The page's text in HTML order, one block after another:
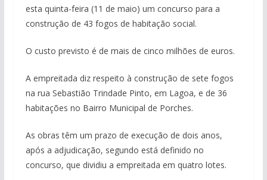
esta quinta-feira (11 de maio) um concurso para a
construção de 43 fogos de habitação social.
O custo previsto é de mais de cinco milhões de euros.
A empreitada diz respeito à construção de sete fogos
na rua Sebastião Trindade Pinto, em Lagoa, e de 36
habitações no Bairro Municipal de Porches.
As obras têm um prazo de execução de dois anos,
após a adjudicação, segundo está definido no
concurso, que dividiu a empreitada em quatro lotes.